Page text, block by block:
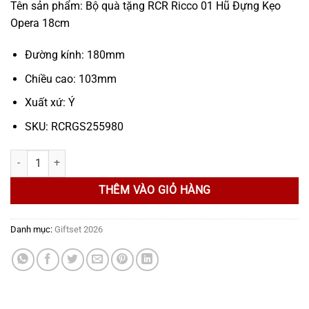
Tên sản phẩm: Bộ quà tặng RCR Ricco 01 Hũ Đựng Kẹo
Opera 18cm
Đường kính: 180mm
Chiều cao: 103mm
Xuất xứ: Ý
SKU: RCRGS255980
Bộ quà tặng RCR Ricco 01 Hũ Đựng Kẹo Melodia 18cm số lượng
THÊM VÀO GIỎ HÀNG
Danh mục: Giftset 2026